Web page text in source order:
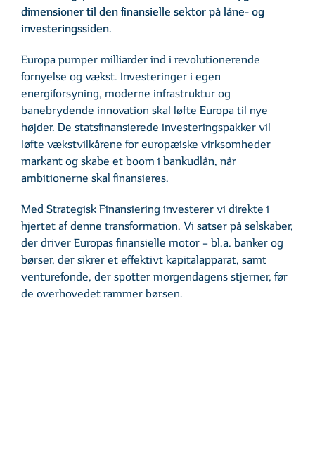
dimensioner til den finansielle sektor på låne- og
investeringssiden.
Europa pumper milliarder ind i revolutionerende
fornyelse og vækst. Investeringer i egen
energiforsyning, moderne infrastruktur og
banebrydende innovation skal løfte Europa til nye
højder. De statsfinansierede investeringspakker vil
løfte vækstvilkårene for europæiske virksomheder
markant og skabe et boom i bankudlån, når
ambitionerne skal finansieres.
Med Strategisk Finansiering investerer vi direkte i
hjertet af denne transformation. Vi satser på selskaber,
der driver Europas finansielle motor – bl.a. banker og
børser, der sikrer et effektivt kapitalapparat, samt
venturefonde, der spotter morgendagens stjerner, før
de overhovedet rammer børsen.